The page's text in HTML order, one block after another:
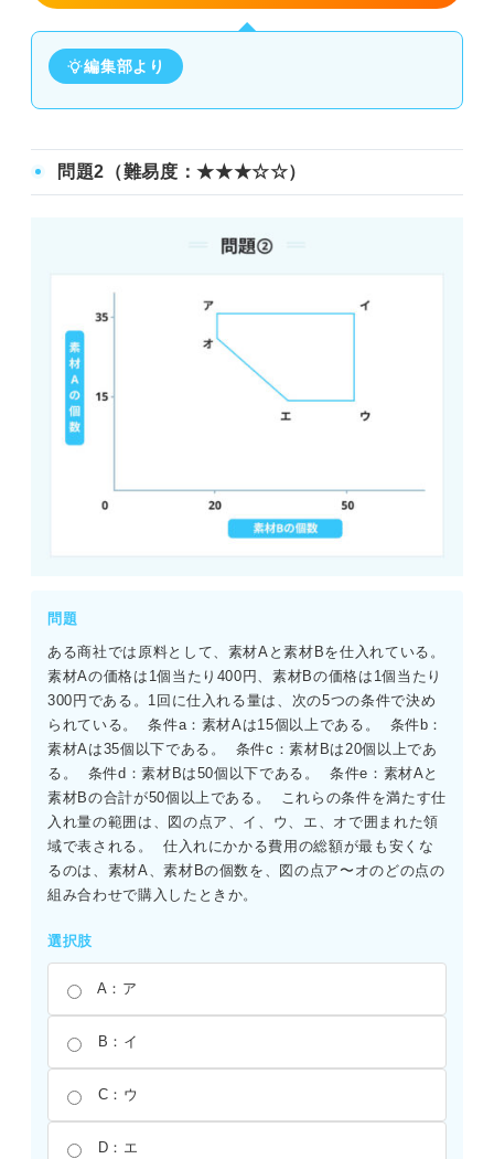
編集部より
問題2（難易度：★★★☆☆）
問題
ある商社では原料として、素材Aと素材Bを仕入れている。
素材Aの価格は1個当たり400円、素材Bの価格は1個当たり
300円である。1回に仕入れる量は、次の5つの条件で決め
られている。  条件a：素材Aは15個以上である。  条件b：
素材Aは35個以下である。  条件c：素材Bは20個以上であ
る。  条件d：素材Bは50個以下である。  条件e：素材Aと
素材Bの合計が50個以上である。  これらの条件を満たす仕
入れ量の範囲は、図の点ア、イ、ウ、エ、オで囲まれた領
域で表される。  仕入れにかかる費用の総額が最も安くな
るのは、素材A、素材Bの個数を、図の点ア〜オのどの点の
組み合わせで購入したときか。
選択肢
A：ア
B：イ
C：ウ
D：エ